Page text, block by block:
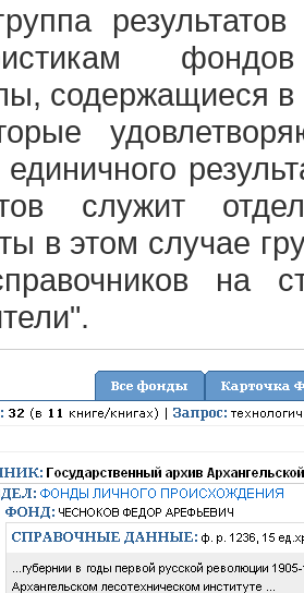
содержащиеся в
единичного
служит
в этом случае
на